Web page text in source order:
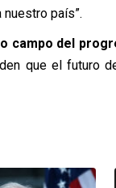
país”.
campo del
que el futuro